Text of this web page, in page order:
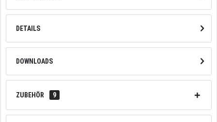
DETAILS
DOWNLOADS
ZUBEHÖR 9